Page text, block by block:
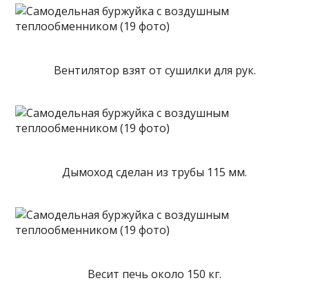
Вентилятор взят от сушилки для рук.
Дымоход сделан из трубы 115 мм.
Весит печь около 150 кг.